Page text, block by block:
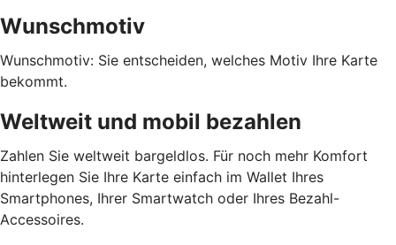
Wunschmotiv
Wunschmotiv: Sie entscheiden, welches Motiv Ihre Karte
bekommt.
Weltweit und mobil bezahlen
Zahlen Sie weltweit bargeldlos. Für noch mehr Komfort
hinterlegen Sie Ihre Karte einfach im Wallet Ihres
Smartphones, Ihrer Smartwatch oder Ihres Bezahl-
Accessoires.